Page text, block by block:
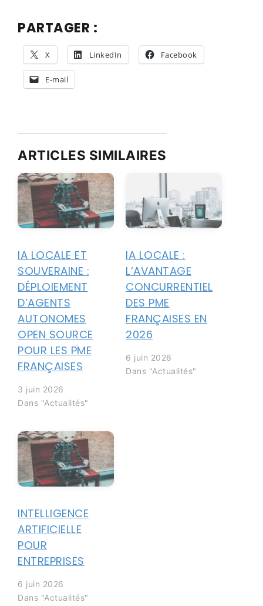
PARTAGER :
X LinkedIn Facebook
E-mail
ARTICLES SIMILAIRES
IA LOCALE ET
SOUVERAINE :
DÉPLOIEMENT
D’AGENTS
AUTONOMES
OPEN SOURCE
POUR LES PME
FRANÇAISES
3 juin 2026
Dans "Actualités"
IA LOCALE :
L’AVANTAGE
CONCURRENTIEL
DES PME
FRANÇAISES EN
2026
6 juin 2026
Dans "Actualités"
INTELLIGENCE
ARTIFICIELLE
POUR
ENTREPRISES
6 juin 2026
Dans "Actualités"